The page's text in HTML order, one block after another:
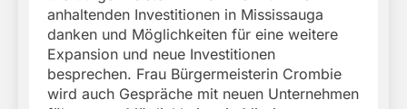
anhaltenden Investitionen in Mississauga
danken und Möglichkeiten für eine weitere
Expansion und neue Investitionen
besprechen. Frau Bürgermeisterin Crombie
wird auch Gespräche mit neuen Unternehmen